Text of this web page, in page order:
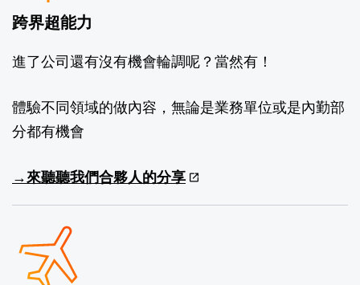
跨界超能力​​
進了公司還有沒有機會輪調呢？當然有！
體驗不同領域的做內容，無論是業務單位或是內勤部
分都有機會
→來聽聽我們合夥人的分享